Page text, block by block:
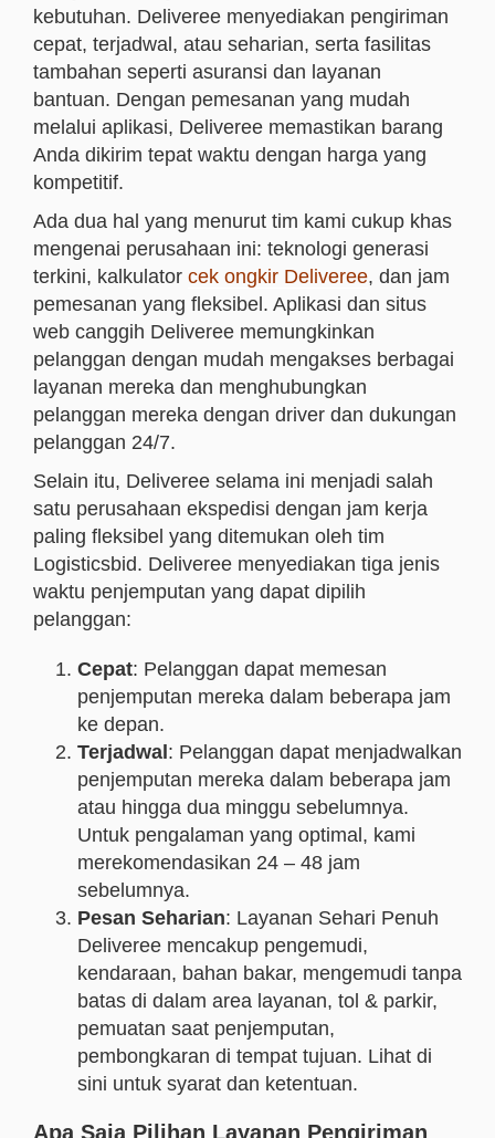
kebutuhan. Deliveree menyediakan pengiriman
cepat, terjadwal, atau seharian, serta fasilitas
tambahan seperti asuransi dan layanan
bantuan. Dengan pemesanan yang mudah
melalui aplikasi, Deliveree memastikan barang
Anda dikirim tepat waktu dengan harga yang
kompetitif.
Ada dua hal yang menurut tim kami cukup khas
mengenai perusahaan ini: teknologi generasi
terkini, kalkulator cek ongkir Deliveree, dan jam
pemesanan yang fleksibel. Aplikasi dan situs
web canggih Deliveree memungkinkan
pelanggan dengan mudah mengakses berbagai
layanan mereka dan menghubungkan
pelanggan mereka dengan driver dan dukungan
pelanggan 24/7.
Selain itu, Deliveree selama ini menjadi salah
satu perusahaan ekspedisi dengan jam kerja
paling fleksibel yang ditemukan oleh tim
Logisticsbid. Deliveree menyediakan tiga jenis
waktu penjemputan yang dapat dipilih
pelanggan:
Cepat: Pelanggan dapat memesan
penjemputan mereka dalam beberapa jam
ke depan.
Terjadwal : Pelanggan dapat menjadwalkan
penjemputan mereka dalam beberapa jam
atau hingga dua minggu sebelumnya.
Untuk pengalaman yang optimal, kami
merekomendasikan 24 – 48 jam
sebelumnya.
Pesan Seharian: Layanan Sehari Penuh
Deliveree mencakup pengemudi,
kendaraan, bahan bakar, mengemudi tanpa
batas di dalam area layanan, tol & parkir,
pemuatan saat penjemputan,
pembongkaran di tempat tujuan. Lihat di
sini untuk syarat dan ketentuan.
Apa Saja Pilihan Layanan Pengiriman